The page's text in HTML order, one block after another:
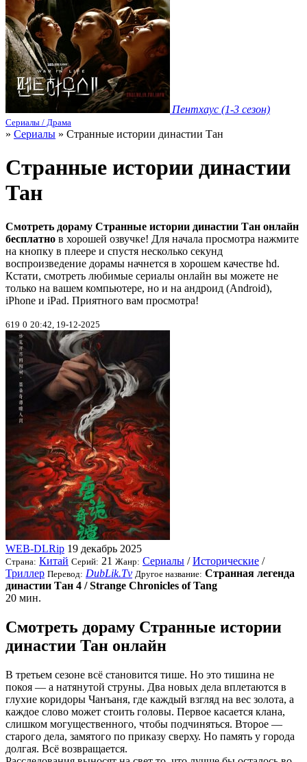
Пентхаус (1-3 сезон)
Сериалы / Драма
» Сериалы » Странные истории династии Тан
Странные истории династии
Тан
Смотреть дораму Странные истории династии Тан онлайн
бесплатно в хорошей озвучке! Для начала просмотра нажмите
на кнопку в плеере и спустя несколько секунд
воспроизведение дорамы начнется в хорошем качестве hd.
Кстати, смотреть любимые сериалы онлайн вы можете не
только на вашем компьютере, но и на андроид (Android),
iPhone и iPad. Приятного вам просмотра!
619 0 20:42, 19-12-2025
WEB-DLRip 19 декабрь 2025
Страна: Китай Серий: 21 Жанр: Сериалы /Исторические /
Триллер Перевод: DubLik.Tv Другое название: Странная легенда
династии Тан 4 / Strange Chronicles of Tang
20 мин.
Смотреть дораму Странные истории
династии Тан онлайн
В третьем сезоне всё становится тише. Но это тишина не
покоя — а натянутой струны. Два новых дела вплетаются в
глухие коридоры Чанъаня, где каждый взгляд на вес золота, а
каждое слово может стоить головы. Первое касается клана,
слишком могущественного, чтобы подчиняться. Второе —
старого дела, замятого по приказу сверху. Но память у города
долгая. Всё возвращается.